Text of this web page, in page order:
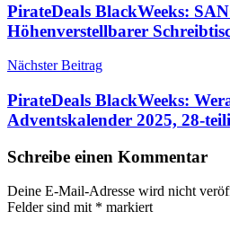
PirateDeals BlackWeeks:
Höhenverstellbarer
Nächster Beitrag
PirateDeals BlackWeeks:
Adventskalender 2025, 28-
Schreibe einen Kommentar
Deine E-Mail-Adresse wird nicht
Felder sind mit * markiert